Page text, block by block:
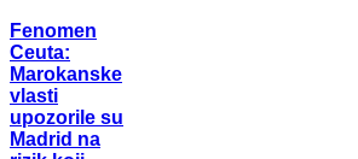
Fenomen
Ceuta:
Marokanske
vlasti
upozorile su
Madrid na